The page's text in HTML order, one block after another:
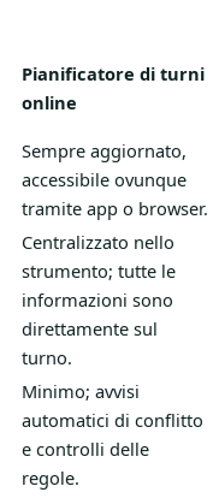
Pianificatore di turni
online
Sempre aggiornato,
accessibile ovunque
tramite app o browser.
Centralizzato nello
strumento; tutte le
informazioni sono
direttamente sul
turno.
Minimo; avvisi
automatici di conflitto
e controlli delle
regole.